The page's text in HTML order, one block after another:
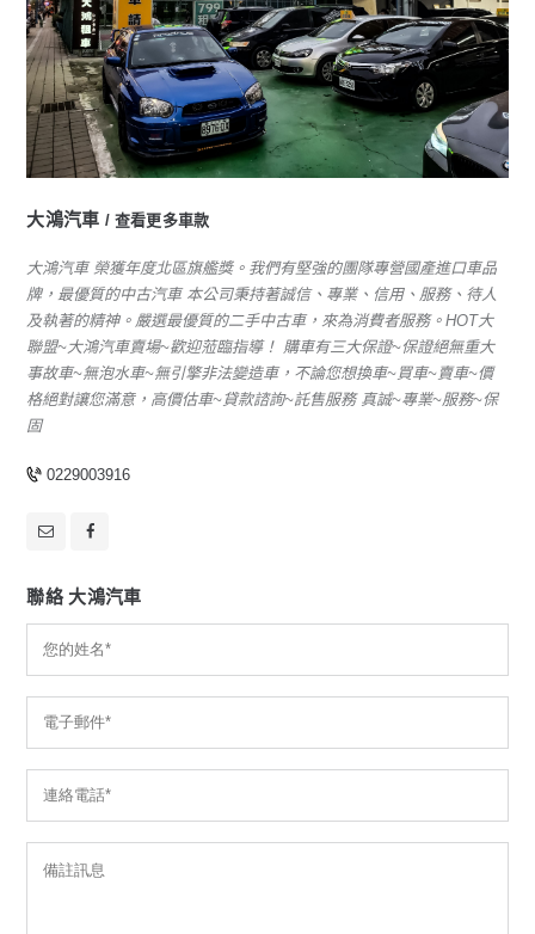
大鴻汽車 查看更多車款
大鴻汽車 榮獲年度北區旗艦獎。我們有堅強的團隊專營國產進口車品
牌，最優質的中古汽車 本公司秉持著誠信、專業、信用、服務、待人
及執著的精神。嚴選最優質的二手中古車，來為消費者服務。HOT大
聯盟~大鴻汽車賣場~歡迎蒞臨指導！ 購車有三大保證~保證絕無重大
事故車~無泡水車~無引擎非法變造車，不論您想換車~買車~賣車~價
格絕對讓您滿意，高價估車~貸款諮詢~託售服務 真誠~專業~服務~保
固
0229003916
聯絡 大鴻汽車